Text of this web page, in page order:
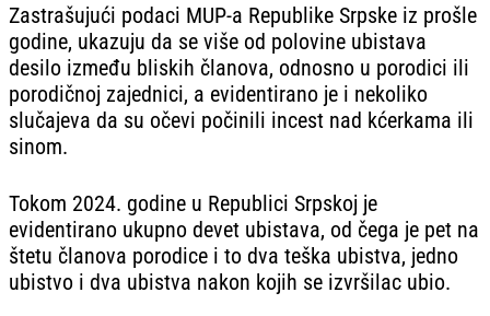
Zastrašujući podaci MUP-a Republike Srpske iz prošle
godine, ukazuju da se više od polovine ubistava
desilo između bliskih članova, odnosno u porodici ili
porodičnoj zajednici, a evidentirano je i nekoliko
slučajeva da su očevi počinili incest nad kćerkama ili
sinom.
Tokom 2024. godine u Republici Srpskoj je
evidentirano ukupno devet ubistava, od čega je pet na
štetu članova porodice i to dva teška ubistva, jedno
ubistvo i dva ubistva nakon kojih se izvršilac ubio.